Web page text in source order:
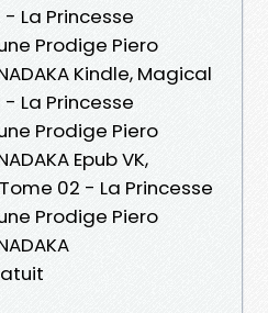
La Princesse
Prodige Piero
Kindle, Magical
La Princesse
Prodige Piero
Epub VK,
02 - La Princesse
Prodige Piero